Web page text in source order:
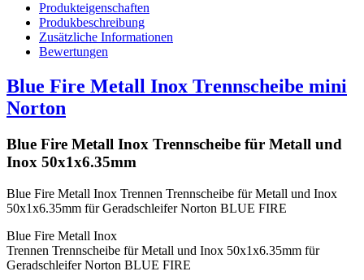
Produkteigenschaften
Produkbeschreibung
Zusätzliche Informationen
Bewertungen
Blue Fire Metall Inox Trennscheibe mini
Norton
Blue Fire Metall Inox Trennscheibe für Metall und
Inox 50x1x6.35mm
Blue Fire Metall Inox Trennen Trennscheibe für Metall und Inox
50x1x6.35mm für Geradschleifer Norton BLUE FIRE
Blue Fire Metall Inox
Trennen Trennscheibe für Metall und Inox 50x1x6.35mm für
Geradschleifer Norton BLUE FIRE